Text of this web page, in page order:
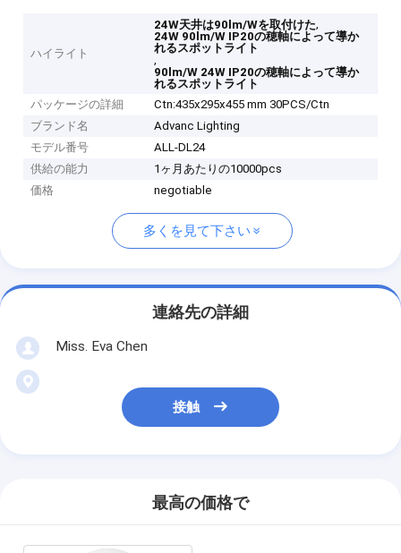
ハイライト
24W天井は90lm/Wを取付けた,
24W 90lm/W IP20の穂軸によって導か
れるスポットライト
,
90lm/W 24W IP20の穂軸によって導か
れるスポットライト
パッケージの詳細
Ctn:435x295x455 mm 30PCS/Ctn
ブランド名
Advanc Lighting
モデル番号
ALL-DL24
供給の能力
1ヶ月あたりの10000pcs
価格
negotiable
多くを見て下さい
連絡先の詳細
Miss. Eva Chen
接触
最高の価格で